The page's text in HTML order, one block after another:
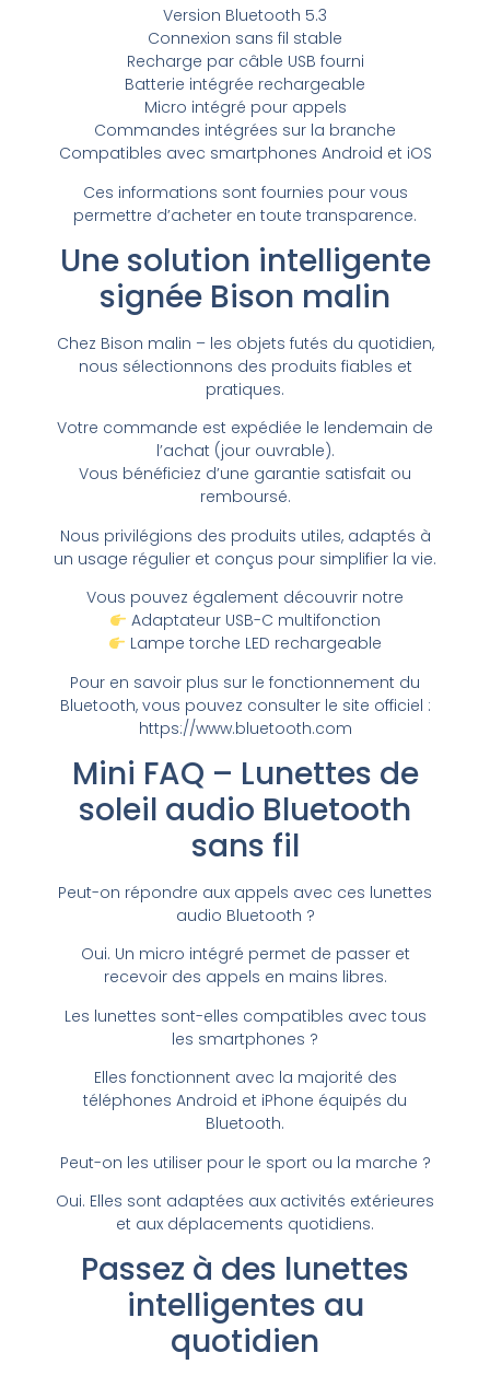
Version Bluetooth 5.3
Connexion sans fil stable
Recharge par câble USB fourni
Batterie intégrée rechargeable
Micro intégré pour appels
Commandes intégrées sur la branche
Compatibles avec smartphones Android et iOS
Ces informations sont fournies pour vous
permettre d’acheter en toute transparence.
Une solution intelligente
signée Bison malin
Chez Bison malin – les objets futés du quotidien,
nous sélectionnons des produits fiables et
pratiques.
Votre commande est expédiée le lendemain de
l’achat (jour ouvrable).
Vous bénéficiez d’une garantie satisfait ou
remboursé.
Nous privilégions des produits utiles, adaptés à
un usage régulier et conçus pour simplifier la vie.
Vous pouvez également découvrir notre
Adaptateur USB-C multifonction
Lampe torche LED rechargeable
Pour en savoir plus sur le fonctionnement du
Bluetooth, vous pouvez consulter le site officiel :
https://www.bluetooth.com
Mini FAQ – Lunettes de
soleil audio Bluetooth
sans fil
Peut-on répondre aux appels avec ces lunettes
audio Bluetooth ?
Oui. Un micro intégré permet de passer et
recevoir des appels en mains libres.
Les lunettes sont-elles compatibles avec tous
les smartphones ?
Elles fonctionnent avec la majorité des
téléphones Android et iPhone équipés du
Bluetooth.
Peut-on les utiliser pour le sport ou la marche ?
Oui. Elles sont adaptées aux activités extérieures
et aux déplacements quotidiens.
Passez à des lunettes
intelligentes au
quotidien